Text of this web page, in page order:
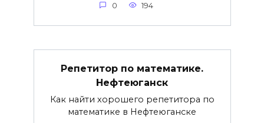
0 194
Репетитор по математике.
Нефтеюганск
Как найти хорошего репетитора по
математике в Нефтеюганске